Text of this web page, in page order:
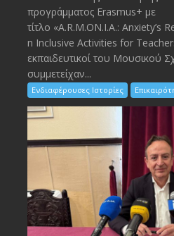
προγράμματος Erasmus+ με
τίτλο «A.R.M.ON.I.A.: Anxiety’s
n Inclusive Activities for
εκπαιδευτικοί του Μουσικού
συμμετείχαν...
Ενδιαφέρουσες Ιστορίες